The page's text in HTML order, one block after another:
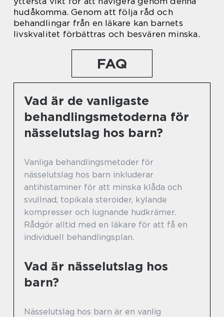
hudåkomma. Genom att följa råd och
behandlingar från en läkare kan barnets
livskvalitet förbättras och besvären minska.
FAQ
Vad är de vanligaste
behandlingsmetoderna för
nässelutslag hos barn?
Vanliga behandlingsmetoder för
nässelutslag hos barn inkluderar
antihistaminer för att minska klåda och
svullnad, topikala steroider, kylande
kompresser och lugnande hudkrämer.
Rådgör alltid med en läkare för att få en
individuell behandlingsplan.
Vad är nässelutslag hos
barn?
Nässelutslag hos barn är en vanlig